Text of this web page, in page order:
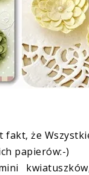
fakt, że
papierów:-)